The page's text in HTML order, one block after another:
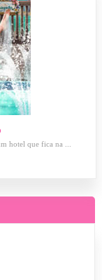
hotel que fica na ...